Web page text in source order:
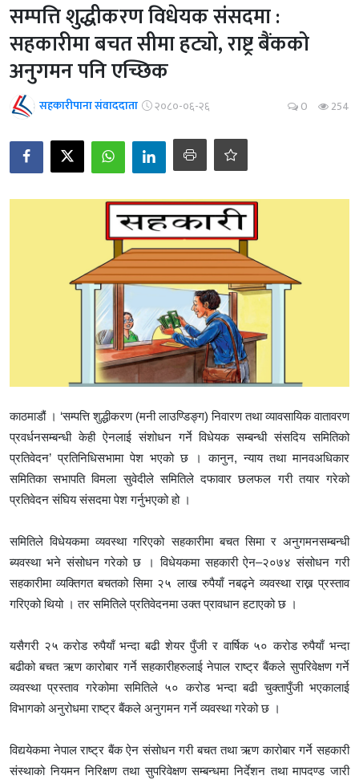
सम्पत्ति शुद्धीकरण विधेयक संसदमा :
सहकारीमा बचत सीमा हट्यो, राष्ट्र बैंकको
अनुगमन पनि एच्छिक
सहकारीपाना संवाददाता २०८०-०६-२६ 0 254
काठमाडौं । ‘सम्पत्ति शुद्धीकरण (मनी लाउण्डिङ्ग) निवारण तथा व्यावसायिक वातावरण
प्रवर्धनसम्बन्धी केही ऐनलाई संशोधन गर्ने विधेयक सम्बन्धी संसदिय समितिको
प्रतिवेदन’ प्रतिनिधिसभामा पेश भएको छ । कानुन, न्याय तथा मानवअधिकार
समितिका सभापति विमला सुवेदीले समितिले दफावार छलफल गरी तयार गरेको
प्रतिवेदन संघिय संसदमा पेश गर्नुभएको हो ।
समितिले विधेयकमा व्यवस्था गरिएको सहकारीमा बचत सिमा र अनुगमनसम्बन्धी
ब्यवस्था भने संसोधन गरेको छ । विधेयकमा सहकारी ऐन–२०७४ संसोधन गरी
सहकारीमा व्यक्तिगत बचतको सिमा २५ लाख रुपैयाँ नबढ्ने व्यवस्था राख्न प्रस्ताव
गरिएको थियो । तर समितिले प्रतिवेदनमा उक्त प्रावधान हटाएको छ ।
यसैगरी २५ करोड रुपैयाँ भन्दा बढी शेयर पुँजी र वार्षिक ५० करोड रुपैयाँ भन्दा
बढीको बचत ऋण कारोबार गर्ने सहकारीहरुलाई नेपाल राष्ट्र बैंकले सुपरिवेक्षण गर्ने
व्यवस्था प्रस्ताव गरेकोमा समितिले ५० करोड भन्दा बढी चुक्तापुँजी भएकालाई
विभागको अनुरोधमा राष्ट्र बैंकले अनुगमन गर्ने व्यवस्था गरेको छ ।
विद्ययेकमा नेपाल राष्ट्र बैंक ऐन संसोधन गरी बचत तथा ऋण कारोबार गर्ने सहकारी
संस्थाको नियमन निरिक्षण तथा सुपरिवेक्षण सम्बन्धमा निर्देशन तथा मापदण्ड जारी